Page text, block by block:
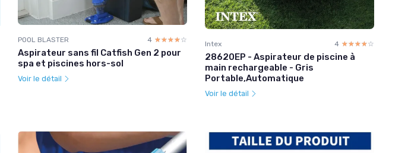
POOL BLASTER 4 ☆☆☆☆☆
★★★★★
Aspirateur sans fil Catfish Gen 2 pour
spa et piscines hors-sol
Voir le détail
Intex 4 ☆☆☆☆☆
★★★★★
28620EP - Aspirateur de piscine à
main rechargeable - Gris
Portable,Automatique
Voir le détail